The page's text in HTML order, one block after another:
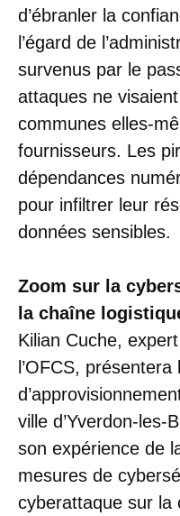
d’ébranler la
l’égard de
survenus par le
attaques ne
communes elles-
fournisseurs. Les
dépendances
pour infiltrer leur
données sensibles.
Zoom sur la
la chaîne
Kilian Cuche,
l’OFCS,
ville d’Yverdon-les-
son expérience de
mesures de
cyberattaque sur la